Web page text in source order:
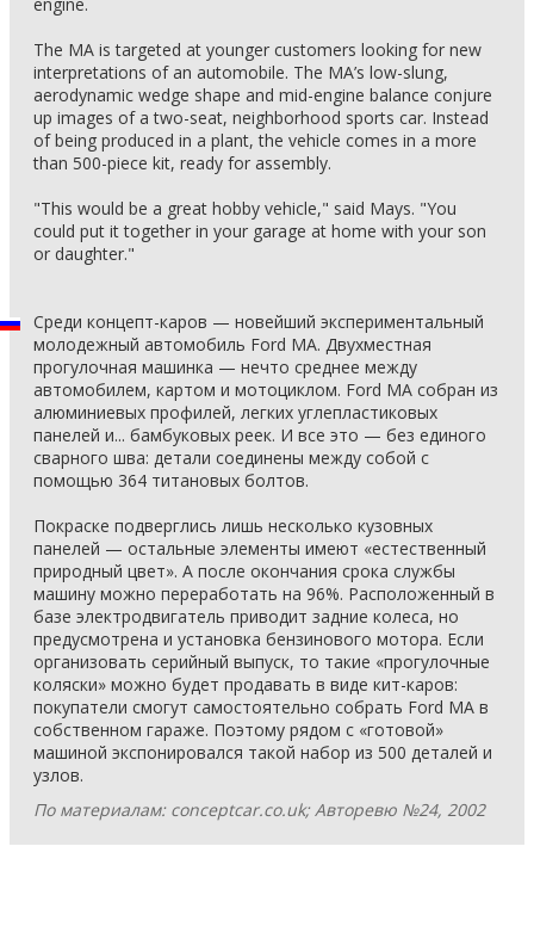
The MA is targeted at younger customers looking for new
interpretations of an automobile. The MA’s low-slung,
aerodynamic wedge shape and mid-engine balance conjure
up images of a two-seat, neighborhood sports car. Instead
of being produced in a plant, the vehicle comes in a more
than 500-piece kit, ready for assembly.
"This would be a great hobby vehicle," said Mays. "You
could put it together in your garage at home with your son
or daughter."
Среди концепт-каров — новейший экспериментальный
молодежный автомобиль Ford MA. Двухместная
прогулочная машинка — нечто среднее между
автомобилем, картом и мотоциклом. Ford MA собран из
алюминиевых профилей, легких углепластиковых
панелей и... бамбуковых реек. И все это — без единого
сварного шва: детали соединены между собой с
помощью 364 титановых болтов.
Покраске подверглись лишь несколько кузовных
панелей — остальные элементы имеют «естественный
природный цвет». А после окончания срока службы
машину можно переработать на 96%. Расположенный в
базе электродвигатель приводит задние колеса, но
предусмотрена и установка бензинового мотора. Если
организовать серийный выпуск, то такие «прогулочные
коляски» можно будет продавать в виде кит-каров:
покупатели смогут самостоятельно собрать Ford MA в
собственном гараже. Поэтому рядом с «готовой»
машиной экспонировался такой набор из 500 деталей и
узлов.
По материалам: conceptcar.co.uk; Авторевю №24, 2002